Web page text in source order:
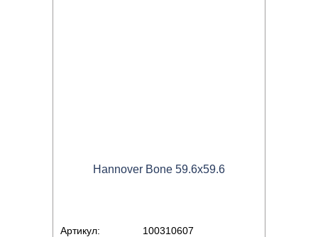
Hannover Bone 59.6x59.6
Артикул:
100310607